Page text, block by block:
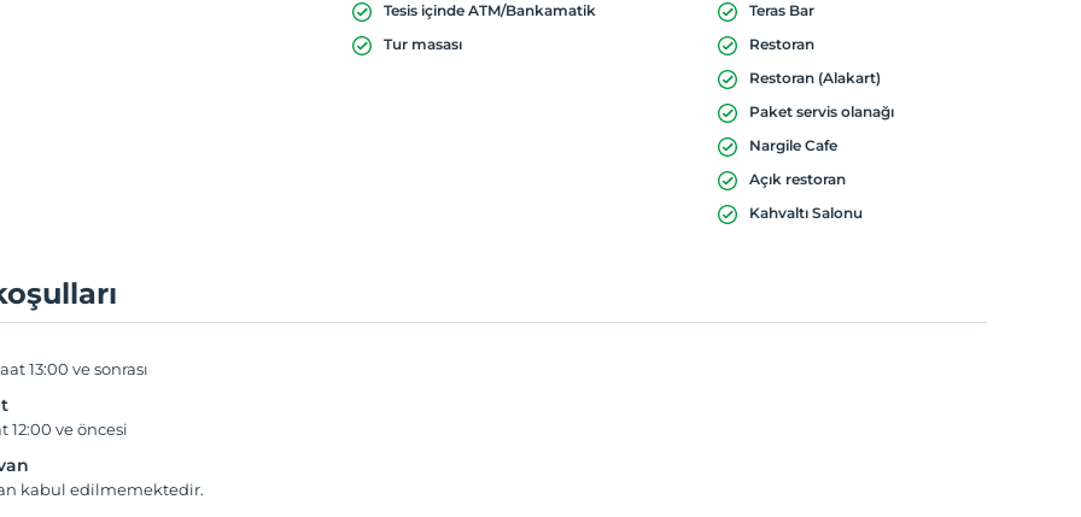
Tesis içinde ATM/Bankamatik
Tur masası
Teras Bar
Restoran
Restoran (Alakart)
Paket servis olanağı
Nargile Cafe
Açık restoran
Kahvaltı Salonu
13:00 ve sonrası
12:00 ve öncesi
kabul edilmemektedir.